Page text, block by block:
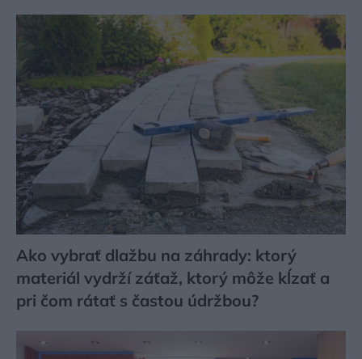
Ako vybrať dlažbu na záhrady: ktorý
materiál vydrží záťaž, ktorý môže kĺzať a
pri čom rátať s častou údržbou?